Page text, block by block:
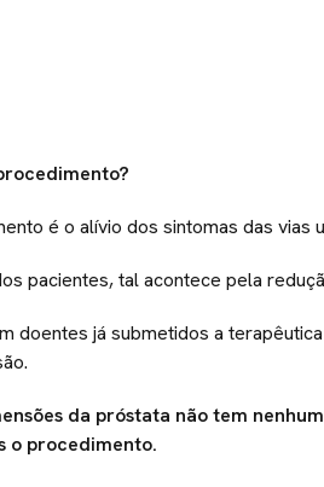
é o alívio dos sintomas das vias
pacientes, tal acontece pela
doentes já submetidos a
da próstata não tem
o procedimento.